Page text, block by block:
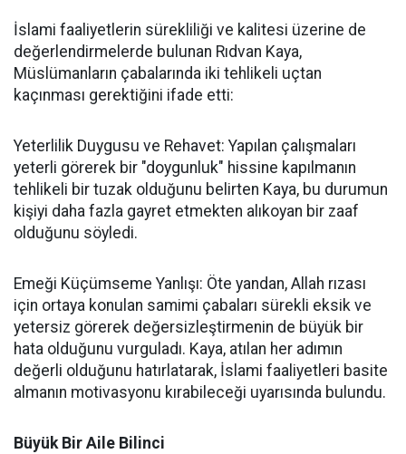
İslami faaliyetlerin sürekliliği ve kalitesi üzerine de
değerlendirmelerde bulunan Rıdvan Kaya,
Müslümanların çabalarında iki tehlikeli uçtan
kaçınması gerektiğini ifade etti:
Yeterlilik Duygusu ve Rehavet: Yapılan çalışmaları
yeterli görerek bir "doygunluk" hissine kapılmanın
tehlikeli bir tuzak olduğunu belirten Kaya, bu durumun
kişiyi daha fazla gayret etmekten alıkoyan bir zaaf
olduğunu söyledi.
Emeği Küçümseme Yanlışı: Öte yandan, Allah rızası
için ortaya konulan samimi çabaları sürekli eksik ve
yetersiz görerek değersizleştirmenin de büyük bir
hata olduğunu vurguladı. Kaya, atılan her adımın
değerli olduğunu hatırlatarak, İslami faaliyetleri basite
almanın motivasyonu kırabileceği uyarısında bulundu.
Büyük Bir Aile Bilinci